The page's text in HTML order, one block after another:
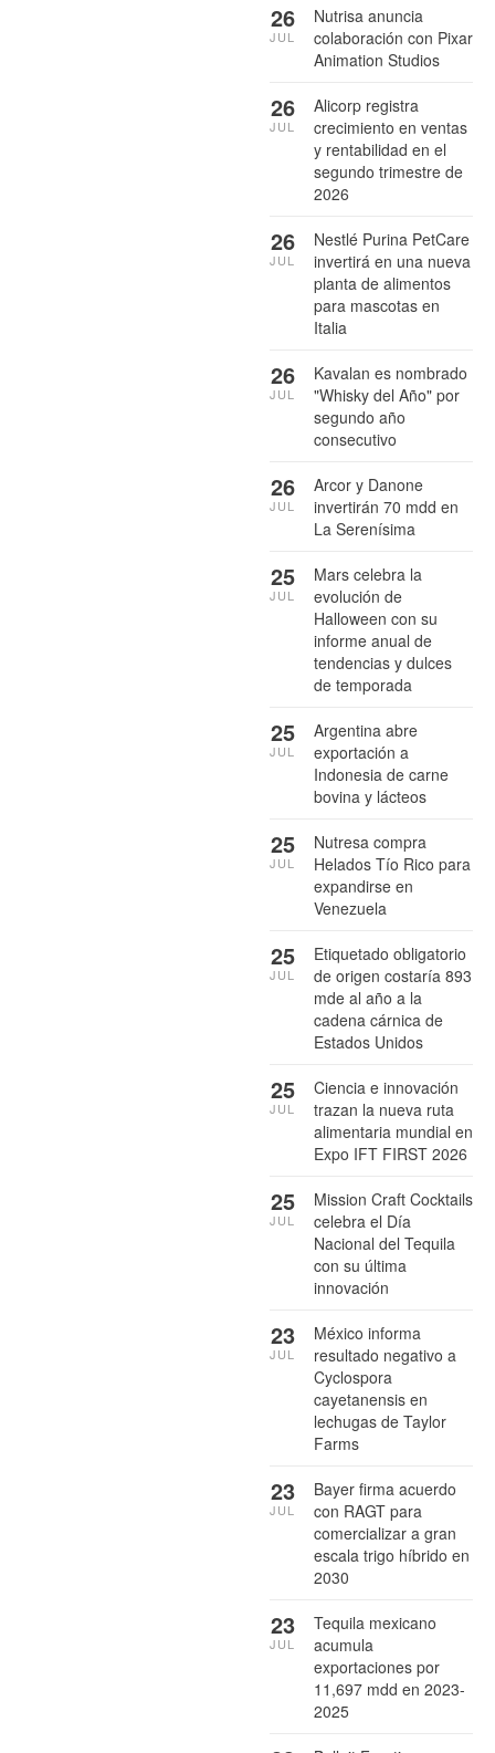
Nutrisa anuncia
colaboración con Pixar
Animation Studios
26
JUL
Alicorp registra
crecimiento en ventas
y rentabilidad en el
segundo trimestre de
2026
26
JUL
Nestlé Purina PetCare
invertirá en una nueva
planta de alimentos
para mascotas en
Italia
26
JUL
Kavalan es nombrado
"Whisky del Año" por
segundo año
consecutivo
26
JUL
Arcor y Danone
invertirán 70 mdd en
La Serenísima
26
JUL
Mars celebra la
evolución de
Halloween con su
informe anual de
tendencias y dulces
de temporada
25
JUL
Argentina abre
exportación a
Indonesia de carne
bovina y lácteos
25
JUL
Nutresa compra
Helados Tío Rico para
expandirse en
Venezuela
25
JUL
Etiquetado obligatorio
de origen costaría 893
mde al año a la
cadena cárnica de
Estados Unidos
25
JUL
Ciencia e innovación
trazan la nueva ruta
alimentaria mundial en
Expo IFT FIRST 2026
25
JUL
Mission Craft Cocktails
celebra el Día
Nacional del Tequila
con su última
innovación
25
JUL
México informa
resultado negativo a
Cyclospora
cayetanensis en
lechugas de Taylor
Farms
23
JUL
Bayer firma acuerdo
con RAGT para
comercializar a gran
escala trigo híbrido en
2030
23
JUL
Tequila mexicano
acumula
exportaciones por
11,697 mdd en 2023-
2025
23
JUL